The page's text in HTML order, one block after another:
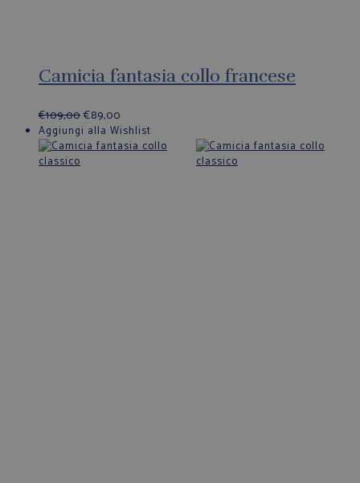
Camicia fantasia collo francese
€109,00€89,00
Aggiungi alla Wishlist